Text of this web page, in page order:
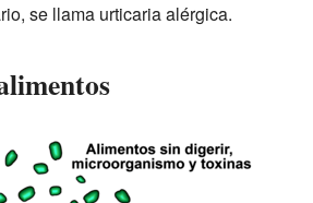
se llama urticaria alérgica.